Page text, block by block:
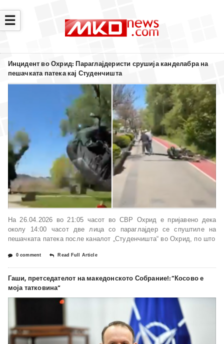
☰
Инцидент во Охрид: Параглајдеристи срушија канделабра на
пешачката патека кај Студенчишта
На 26.04.2026 во 21:05 часот во СВР Охрид е пријавено дека
околу 14:00 часот две лица со параглајдер се спуштиле на
пешачката патека после каналот „Студенчишта“ во Охрид, по што
0 comment Read Full Article
Гаши, претседателот на македонското Собрание!:”Косово е
моја татковина“